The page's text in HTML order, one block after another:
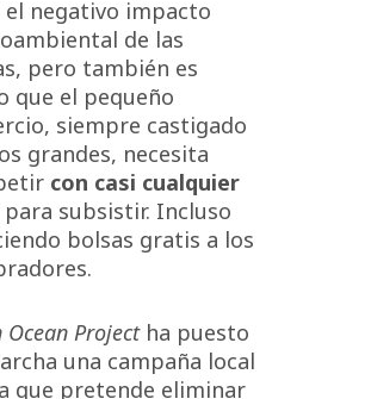
el negativo impacto
de las
pero también es
que el pequeño
siempre castigado
grandes, necesita
con casi cualquier
para subsistir. Incluso
bolsas gratis a los
Ocean Projectha puesto
una campaña local
que pretende eliminar